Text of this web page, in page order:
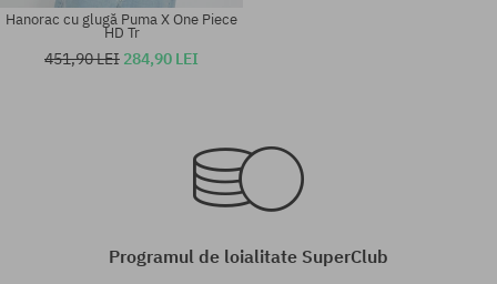
Hanorac cu glugă Puma X One Piece
HD Tr
451,90 LEI 284,90 LEI
Programul de loialitate SuperClub